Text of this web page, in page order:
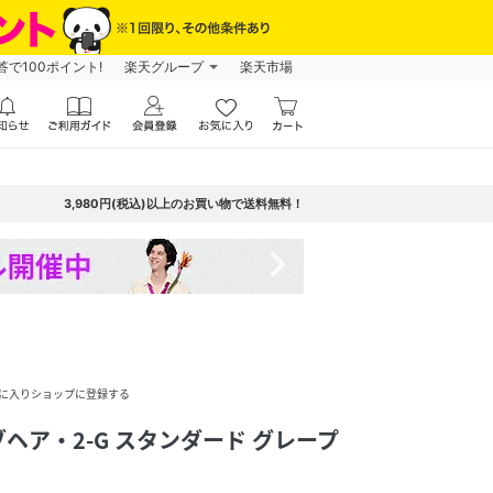
で100ポイント! 楽天グループ 楽天市場
3,980円(税込)以上のお買い物で送料無料！
入りショップに登録する
ア・2-G スタンダード グレープ